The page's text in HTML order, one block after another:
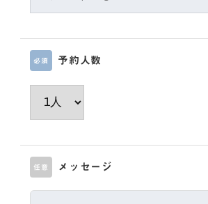
必須 予約人数
任意 メッセージ